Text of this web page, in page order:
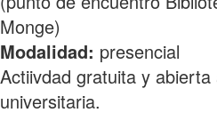
Monge)
Modalidad: presencial
Actiivdad gratuita y
universitaria.